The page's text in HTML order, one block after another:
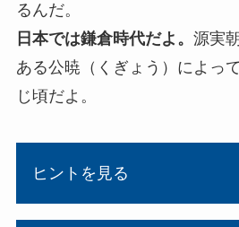
るんだ。
日本では鎌倉時代だよ。 源実
ある公暁（くぎょう）によっ
じ頃だよ。
ヒントを見る